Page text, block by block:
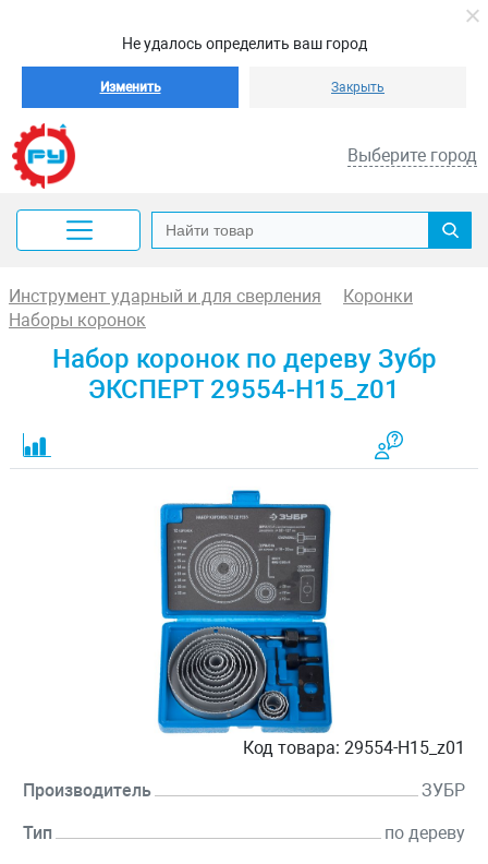
Не удалось определить ваш город
Изменить Закрыть
Выберите город
Инструмент ударный и для сверления
Коронки
Наборы коронок
Набор коронок по дереву Зубр
ЭКСПЕРТ 29554-H15_z01
Код товара: 29554-H15_z01
Производитель ЗУБР
Тип по дереву